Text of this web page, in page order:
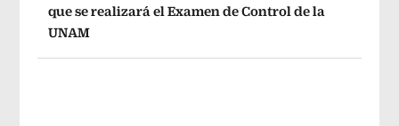
que se realizará el Examen de Control de la
UNAM